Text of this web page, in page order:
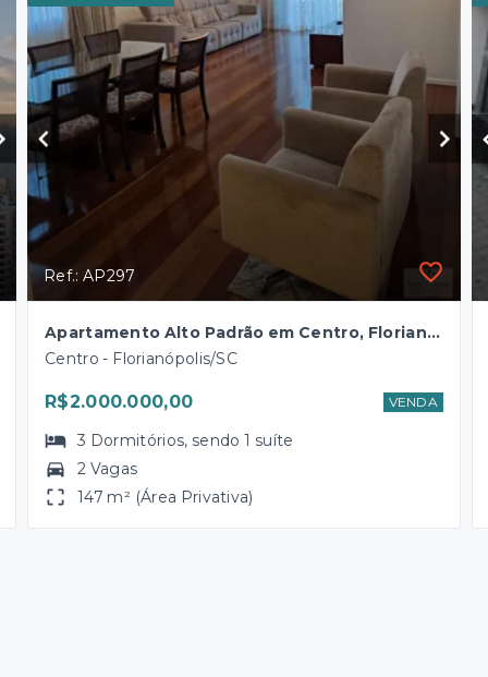
Ref.: AP297
Apartamento Alto Padrão em Centro, Florianópolis/SC
Centro - Florianópolis/SC
R$2.000.000,00 VENDA
3 Dormitórios, sendo1 suíte
2 Vagas
147 m² (Área Privativa)